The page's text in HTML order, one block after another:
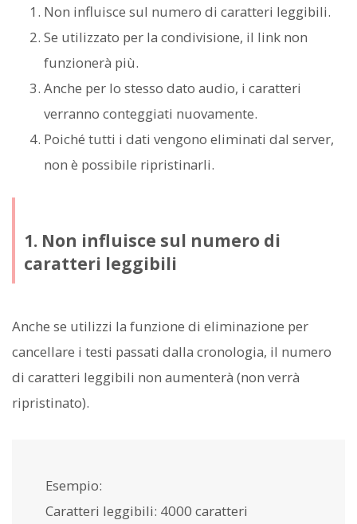
Non influisce sul numero di caratteri leggibili.
Se utilizzato per la condivisione, il link non
funzionerà più.
Anche per lo stesso dato audio, i caratteri
verranno conteggiati nuovamente.
Poiché tutti i dati vengono eliminati dal server,
non è possibile ripristinarli.
1. Non influisce sul numero di
caratteri leggibili
Anche se utilizzi la funzione di eliminazione per
cancellare i testi passati dalla cronologia, il numero
di caratteri leggibili non aumenterà (non verrà
ripristinato).
Esempio:
Caratteri leggibili: 4000 caratteri